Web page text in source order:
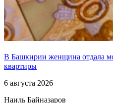
В Башкирии женщина отдала
квартиры
6 августа 2026
Наиль Байназаров